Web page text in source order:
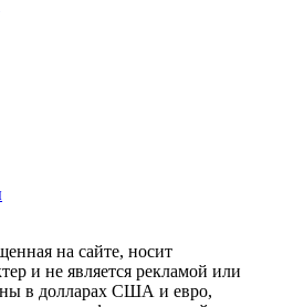
на сайте, носит
и не является рекламой или
в долларах США и евро,